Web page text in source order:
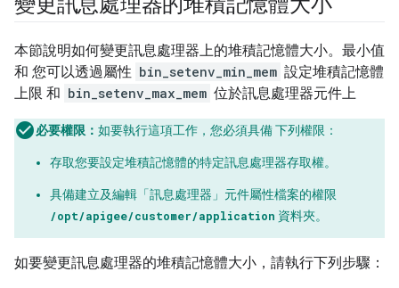
本節說明如何變更訊息處理器上的堆積記憶體大小。最小值
和 您可以透過屬性 bin_setenv_min_mem 設定堆積記憶體
上限 和 bin_setenv_max_mem 位於訊息處理器元件上
必要權限： 如要執行這項工作，您必須具備 下列權限：
存取您要設定堆積記憶體的特定訊息處理器存取權。
具備建立及編輯「訊息處理器」元件屬性檔案的權限
/opt/apigee/customer/application 資料夾。
如要變更訊息處理器的堆積記憶體大小，請執行下列步驟：